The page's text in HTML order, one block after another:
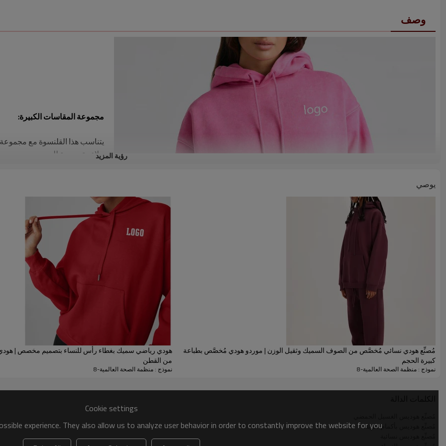
وصف
مجموعة المقاسات الكبيرة:
يتناسب هذا القلنسوة مع
ملاءمة مريحة للجميع.
على الرغم من تصميم الغسيل
الاستخدامات، مما يجعل من
جاذبية للجنسين:
على الرغم من تسويقه للنساء،
أوسع إلى السوق.
مواصفة
100% قطن: 220-320 جرام لكل متر مربع
رؤية المزيد
يوصي
مُصنِّع هودي نسائي مُخصَّص من الصوف السميك وثقيل الوزن | موردو هودي مُخصَّص بطباعة
كبيرة الحجم
نموذج : منظمة الصحة العالمية-8
هودي رياضي سميك بغطاء رأس للنساء بتصميم مخصص |
من القطن
نموذج : منظمة الصحة العالمية-8
مُصنِّع هوديس بأكمام طويلة
Cookie settings
experience. They also allow us to analyze user behavior in order to constantly improve the website for you.